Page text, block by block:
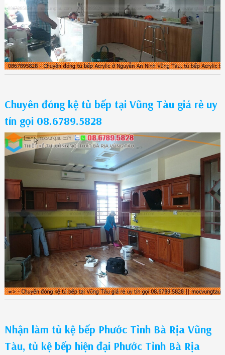
Chuyên đóng kệ tủ bếp tại Vũng Tàu giá rẻ uy
tín gọi 08.6789.5828
Nhận làm tủ kệ bếp Phước Tỉnh Bà Rịa Vũng
Tàu, tủ kệ bếp hiện đại Phước Tỉnh Bà Rịa